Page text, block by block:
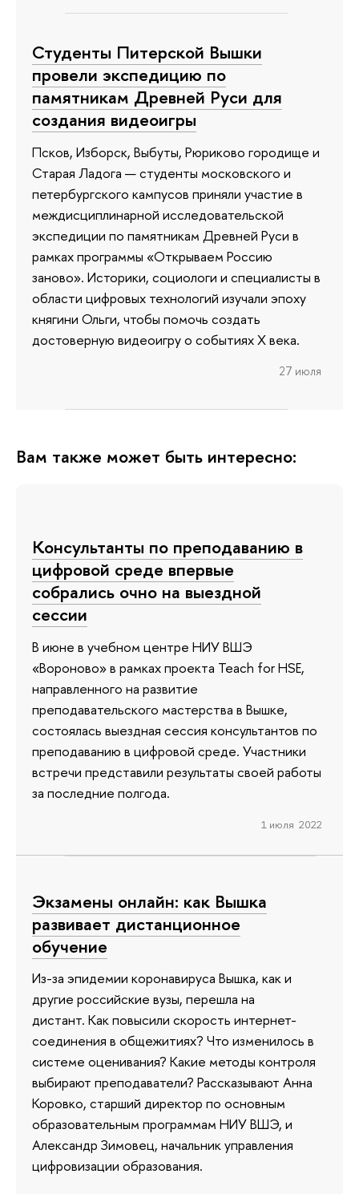
Студенты Питерской Вышки
провели экспедицию по
памятникам Древней Руси для
создания видеоигры
Псков, Изборск, Выбуты, Рюриково городище и
Старая Ладога — студенты московского и
петербургского кампусов приняли участие в
междисциплинарной исследовательской
экспедиции по памятникам Древней Руси в
рамках программы «Открываем Россию
заново». Историки, социологи и специалисты в
области цифровых технологий изучали эпоху
княгини Ольги, чтобы помочь создать
достоверную видеоигру о событиях X века.
27 июля
Вам также может быть интересно:
Консультанты по преподаванию в
цифровой среде впервые
собрались очно на выездной
сессии
В июне в учебном центре НИУ ВШЭ
«Вороново» в рамках проекта Teach for HSE,
направленного на развитие
преподавательского мастерства в Вышке,
состоялась выездная сессия консультантов по
преподаванию в цифровой среде. Участники
встречи представили результаты своей работы
за последние полгода.
1 июля 2022
Экзамены онлайн: как Вышка
развивает дистанционное
обучение
Из-за эпидемии коронавируса Вышка, как и
другие российские вузы, перешла на
дистант. Как повысили скорость интернет-
соединения в общежитиях? Что изменилось в
системе оценивания? Какие методы контроля
выбирают преподаватели? Рассказывают Анна
Коровко, старший директор по основным
образовательным программам НИУ ВШЭ, и
Александр Зимовец, начальник управления
цифровизации образования.